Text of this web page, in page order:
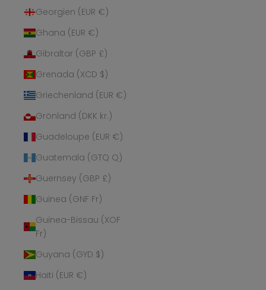
Georgien (EUR €)
Ghana (EUR €)
Gibraltar (GBP £)
Grenada (XCD $)
Griechenland (EUR €)
Grönland (DKK kr.)
Guadeloupe (EUR €)
Guatemala (GTQ Q)
Guernsey (GBP £)
Guinea (GNF Fr)
Guinea-Bissau (XOF
Fr)
Guyana (GYD $)
Haiti (EUR €)